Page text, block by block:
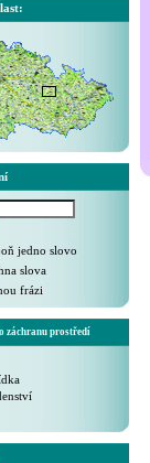
jedno slovo
slova
frázi
záchranu prostředí